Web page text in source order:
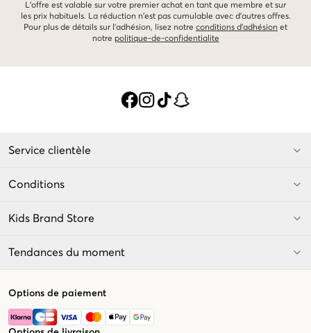
L'offre est valable sur votre premier achat en tant que membre et sur
les prix habituels. La réduction n'est pas cumulable avec d'autres offres.
Pour plus de détails sur l'adhésion, lisez notre conditions d'adhésion et
notre politique-de-confidentialite
Service clientèle
Conditions
Kids Brand Store
Tendances du moment
Options de paiement